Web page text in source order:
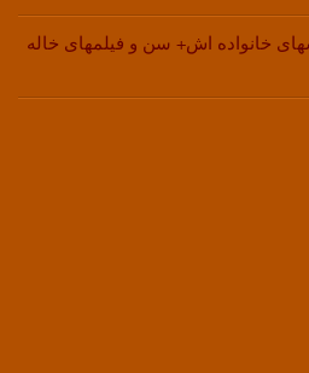
خانواده اش+ سن و فیلمهای خاله